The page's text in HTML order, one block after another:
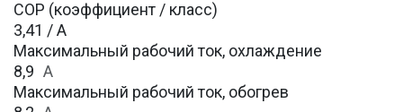
COP (коэффициент / класс)
3,41 / A
Максимальный рабочий ток, охлаждение
8,9 A
Максимальный рабочий ток, обогрев